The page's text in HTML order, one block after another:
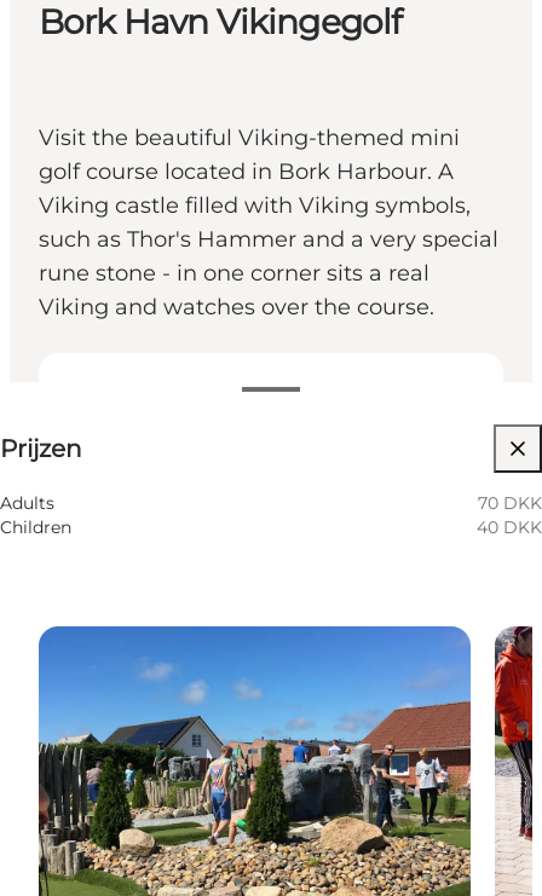
Bork Havn Vikingegolf
Visit the beautiful Viking-themed mini
golf course located in Bork Harbour. A
Viking castle filled with Viking symbols,
such as Thor's Hammer and a very special
rune stone - in one corner sits a real
Viking and watches over the course.
Prijzen
Adults
70 DKK
Children
40 DKK